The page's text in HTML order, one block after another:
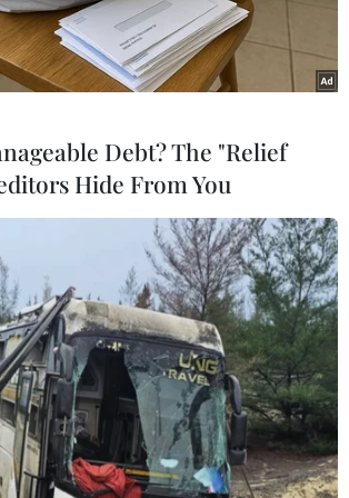
năm 2020trong một cuộc họp
ngày ở Cusco, Peru.
trong Tuyên bố chung Cusco
trên, cũng bao gồm việc phát
sáchvề khai thác bền vững để
tài nguyên thiên nhiên của
nghiệp Peru, Minton Hesse cho
của các Bộtrưởng Lâm nghiệp
gọi các thành viên phát triển
môitrường nhằm thúc đẩy việc
Theo đó, việc tăng thêm hàng
rừng là "một mục tiêu đầy tham
Debt? The "Relief
Hide From You